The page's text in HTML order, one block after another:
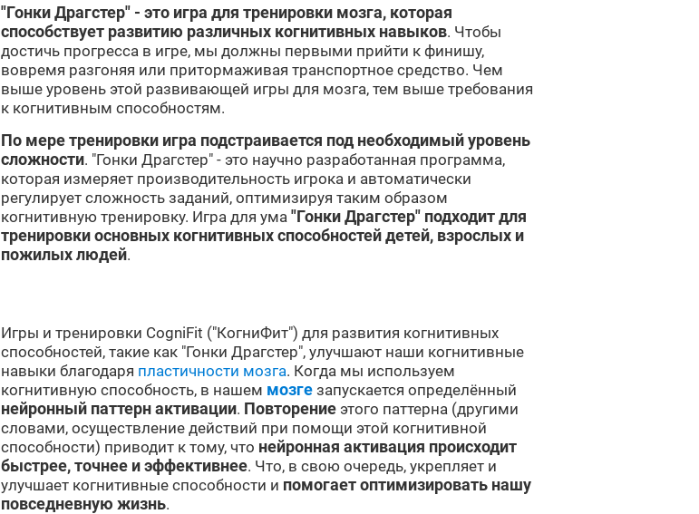
"Гонки Драгстер" - это игра для тренировки мозга, которая
способствует развитию различных когнитивных навыков. Чтобы
достичь прогресса в игре, мы должны первыми прийти к финишу,
вовремя разгоняя или притормаживая транспортное средство. Чем
выше уровень этой развивающей игры для мозга, тем выше требования
к когнитивным способностям.
По мере тренировки игра подстраивается под необходимый уровень
сложности. "Гонки Драгстер" - это научно разработанная программа,
которая измеряет производительность игрока и автоматически
регулирует сложность заданий, оптимизируя таким образом
когнитивную тренировку. Игра для ума "Гонки Драгстер" подходит для
тренировки основных когнитивных способностей детей, взрослых и
пожилых людей.
Игры и тренировки CogniFit ("КогниФит") для развития когнитивных
способностей, такие как "Гонки Драгстер", улучшают наши когнитивные
навыки благодаря пластичности мозга. Когда мы используем
когнитивную способность, в нашем мозге запускается определённый
нейронный паттерн активации. Повторение этого паттерна (другими
словами, осуществление действий при помощи этой когнитивной
способности) приводит к тому, что нейронная активация происходит
быстрее, точнее и эффективнее. Что, в свою очередь, укрепляет и
улучшает когнитивные способности и помогает оптимизировать нашу
повседневную жизнь.